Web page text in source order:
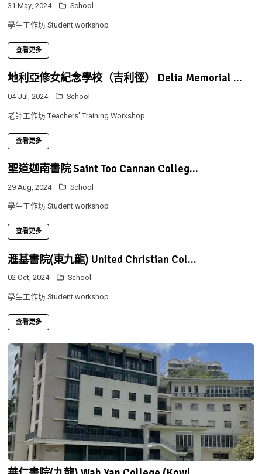
31 May, 2024
School
學生工作坊 Student workshop
查看更多
地利亞修女紀念學校（吉利徑） Delia Memorial ...
04 Jul, 2024
School
老師工作坊 Teachers' Training Workshop
查看更多
聖道迦南書院 Saint Too Cannan Colleg...
29 Aug, 2024
School
學生工作坊 Student workshop
查看更多
滙基書院(東九龍) United Christian Col...
02 Oct, 2024
School
學生工作坊 Student workshop
查看更多